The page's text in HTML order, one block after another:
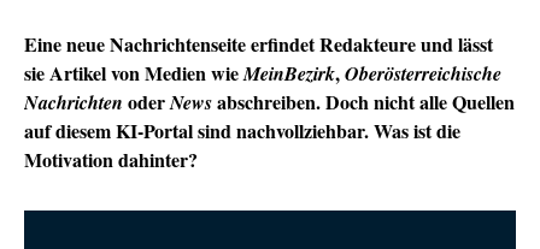
Eine neue Nachrichtenseite erfindet Redakteure und lässt
sie Artikel von Medien wieMeinBezirk,Oberösterreichische
Nachrichten oderNewsabschreiben. Doch nicht alle Quellen
auf diesem KI-Portal sind nachvollziehbar. Was ist die
Motivation dahinter?